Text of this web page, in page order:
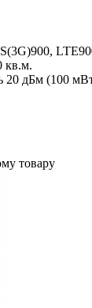
кв.м.
20 дБм (100
товару